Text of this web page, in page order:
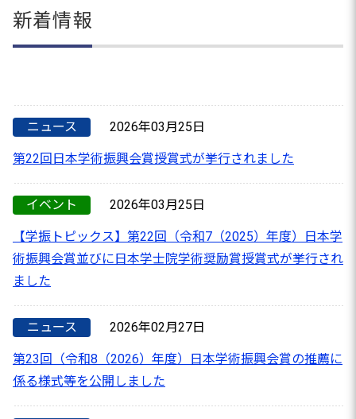
新着情報
ニュース 2026年03月25日
第22回日本学術振興会賞授賞式が挙行されました
イベント 2026年03月25日
【学振トピックス】第22回（令和7（2025）年度）日本学
術振興会賞並びに日本学士院学術奨励賞授賞式が挙行され
ました
ニュース 2026年02月27日
第23回（令和8（2026）年度）日本学術振興会賞の推薦に
係る様式等を公開しました